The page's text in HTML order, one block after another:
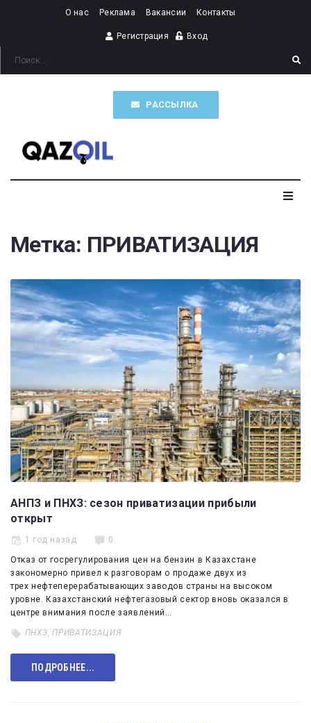
О нас Реклама Вакансии Контакты
Регистрация Вход
РАССЫЛКА
Эксперты
Спецпроекты
Котировки
Kazenergy
Метка: ПРИВАТИЗАЦИЯ
АНПЗ и ПНХЗ: сезон приватизации прибыли
открыт
1 год назад 0
Отказ от госрегулирования цен на бензин в Казахстане
закономерно привел к разговорам о продаже двух из
трех нефтеперерабатывающих заводов страны на высоком
уровне. Казахстанский нефтегазовый сектор вновь оказался в
центре внимания после заявлений…
ПНХЗ,ПРИВАТИЗАЦИЯ
ПОДРОБНЕЕ...